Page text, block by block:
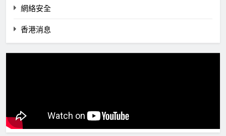
網絡安全
香港消息